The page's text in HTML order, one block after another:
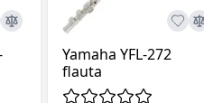
Yamaha YFL-272
flauta